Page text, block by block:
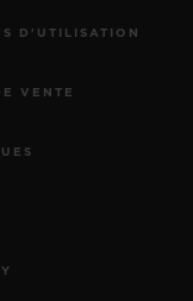
D'UTILISATION
VENTE